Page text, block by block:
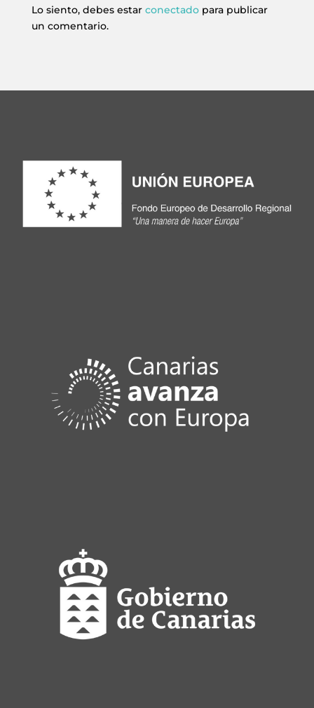
Lo siento, debes estar conectadopara publicar
un comentario.